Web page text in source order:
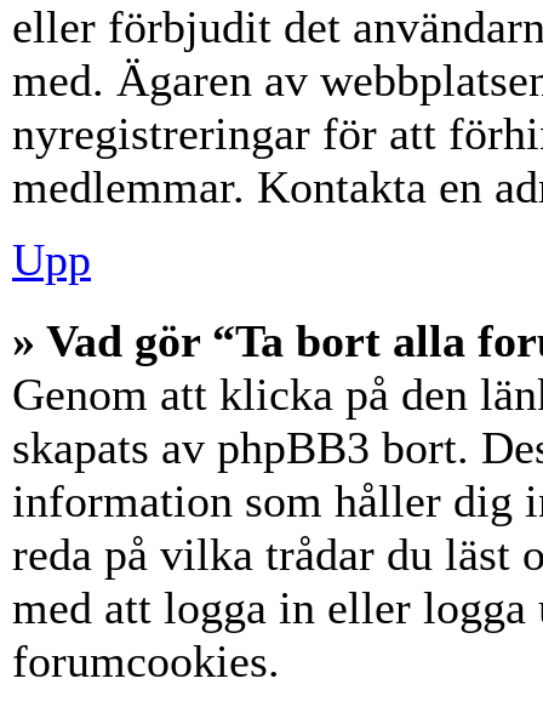
eller förbjudit det
med. Ägaren av
nyregistreringar för att
medlemmar. Kontakta en
Upp
» Vad gör “Ta bort alla
Genom att klicka på den
skapats av phpBB3 bort.
information som håller dig
reda på vilka trådar du läst
med att logga in eller
forumcookies.